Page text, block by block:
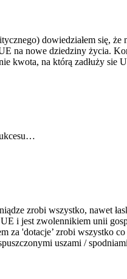
dowiedziałem się,
na nowe dziedziny życia.
kwota, na którą zadłuży sie
zrobi wszystko, nawet
i jest zwolennikiem unii
za 'dotacje’ zrobi
uszami /